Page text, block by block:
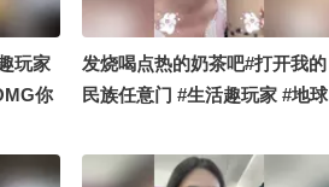
玩家
你
发烧喝点热的奶茶吧#打开我的
民族任意门 #生活趣玩家 #地球
我了